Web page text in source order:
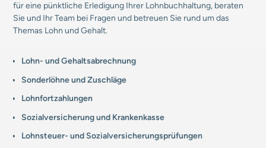
für eine pünktliche Erledigung Ihrer Lohnbuchhaltung, beraten
Sie und Ihr Team bei Fragen und betreuen Sie rund um das
Themas Lohn und Gehalt.
Lohn- und Gehalts­abrechnung
Sonderlöhneund Zuschläge
Lohnfortzahlungen
Sozial­versicherung und Krankenkasse
Lohnsteuer- und Sozial­ver­sicherungs­prüfungen